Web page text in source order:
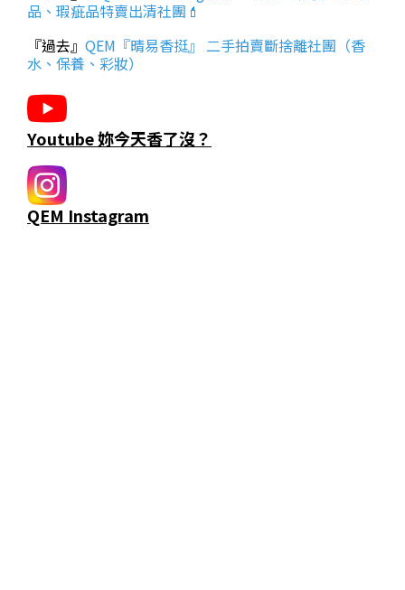
品、瑕疵品特賣出清社團💄
『過去』 QEM『晴易香挺』 二手拍賣斷捨離社團（香
水、保養、彩妝）
Youtube 妳今天香了沒？
QEM Instagram